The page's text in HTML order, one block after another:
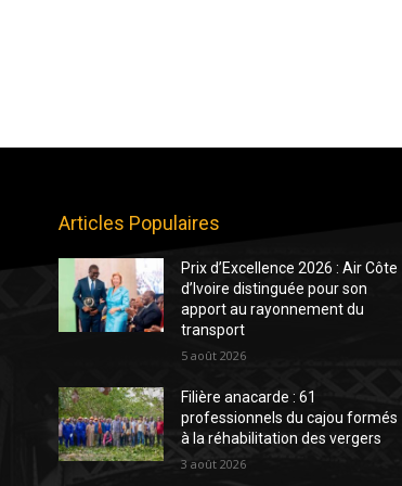
Articles Populaires
Prix d’Excellence 2026 : Air Côte
d’Ivoire distinguée pour son
apport au rayonnement du
transport
5 août 2026
Filière anacarde : 61
professionnels du cajou formés
à la réhabilitation des vergers
3 août 2026